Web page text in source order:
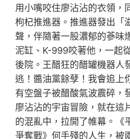
用小嘴咬住廖沾沾的衣領，
枸杞推進器。推進器發出「
聲，伴隨著一股濃郁的蔘味
泥缸、K-999咬著他，一起
後院。王醋狂的醋罐機器人
逃！醬油黨餘孽！我會追上
有空盤子被醋酸氣波震碎，
廖沾沾的宇宙冒險，就在這
的混亂中，拉開了帷幕。《
爭奪戰》何手殘的人生，被